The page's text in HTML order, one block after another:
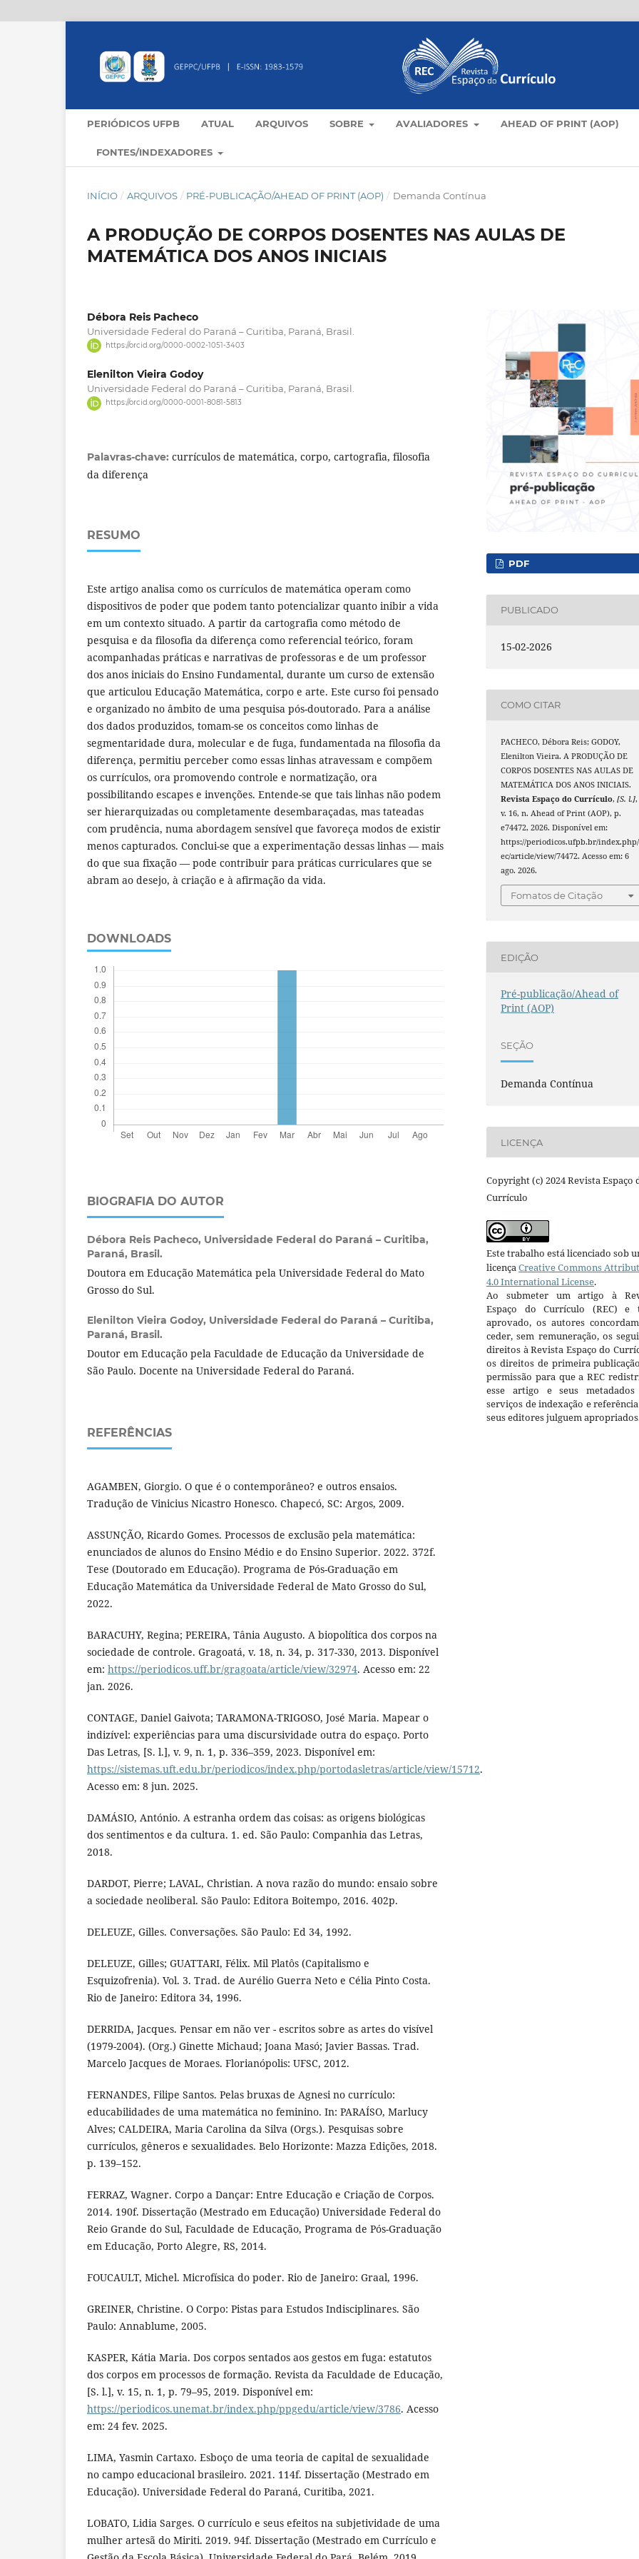
PERIÓDICOS UFPB ATUAL ARQUIVOS SOBRE AVALIADORES AHEAD OF PRINT (AOP)
FONTES/INDEXADORES
INÍCIO / ARQUIVOS / PRÉ-PUBLICAÇÃO/AHEAD OF PRINT (AOP) / Demanda Contínua
A PRODUÇÃO DE CORPOS DOSENTES NAS AULAS DE
MATEMÁTICA DOS ANOS INICIAIS
Débora Reis Pacheco
Universidade Federal do Paraná – Curitiba, Paraná, Brasil.
https://orcid.org/0000-0002-1051-3403
Elenilton Vieira Godoy
Universidade Federal do Paraná – Curitiba, Paraná, Brasil.
https://orcid.org/0000-0001-8081-5813
Palavras-chave: currículos de matemática, corpo, cartografia, filosofia
da diferença
RESUMO
Este artigo analisa como os currículos de matemática operam como
dispositivos de poder que podem tanto potencializar quanto inibir a vida
em um contexto situado. A partir da cartografia como método de
pesquisa e da filosofia da diferença como referencial teórico, foram
acompanhadas práticas e narrativas de professoras e de um professor
dos anos iniciais do Ensino Fundamental, durante um curso de extensão
que articulou Educação Matemática, corpo e arte. Este curso foi pensado
e organizado no âmbito de uma pesquisa pós-doutorado. Para a análise
dos dados produzidos, tomam-se os conceitos como linhas de
segmentaridade dura, molecular e de fuga, fundamentada na filosofia da
diferença, permitiu perceber como essas linhas atravessam e compõem
os currículos, ora promovendo controle e normatização, ora
possibilitando escapes e invenções. Entende-se que tais linhas não podem
ser hierarquizadas ou completamente desembaraçadas, mas tateadas
com prudência, numa abordagem sensível que favoreça modos de existir
menos capturados. Conclui-se que a experimentação dessas linhas — mais
do que sua fixação — pode contribuir para práticas curriculares que se
abram ao desejo, à criação e à afirmação da vida.
DOWNLOADS
BIOGRAFIA DO AUTOR
Débora Reis Pacheco, Universidade Federal do Paraná – Curitiba,
Paraná, Brasil.
Doutora em Educação Matemática pela Universidade Federal do Mato
Grosso do Sul.
Elenilton Vieira Godoy, Universidade Federal do Paraná – Curitiba,
Paraná, Brasil.
Doutor em Educação pela Faculdade de Educação da Universidade de
São Paulo. Docente na Universidade Federal do Paraná.
REFERÊNCIAS
AGAMBEN, Giorgio. O que é o contemporâneo? e outros ensaios.
Tradução de Vinicius Nicastro Honesco. Chapecó, SC: Argos, 2009.
ASSUNÇÃO, Ricardo Gomes. Processos de exclusão pela matemática:
enunciados de alunos do Ensino Médio e do Ensino Superior. 2022. 372f.
Tese (Doutorado em Educação). Programa de Pós-Graduação em
Educação Matemática da Universidade Federal de Mato Grosso do Sul,
2022.
BARACUHY, Regina; PEREIRA, Tânia Augusto. A biopolítica dos corpos na
sociedade de controle. Gragoatá, v. 18, n. 34, p. 317-330, 2013. Disponível
em: https://periodicos.uff.br/gragoata/article/view/32974. Acesso em: 22
jan. 2026.
CONTAGE, Daniel Gaivota; TARAMONA-TRIGOSO, José Maria. Mapear o
indizível: experiências para uma discursividade outra do espaço. Porto
Das Letras, [S. l.], v. 9, n. 1, p. 336–359, 2023. Disponível em:
https://sistemas.uft.edu.br/periodicos/index.php/portodasletras/article/view/15712.
Acesso em: 8 jun. 2025.
DAMÁSIO, António. A estranha ordem das coisas: as origens biológicas
dos sentimentos e da cultura. 1. ed. São Paulo: Companhia das Letras,
2018.
DARDOT, Pierre; LAVAL, Christian. A nova razão do mundo: ensaio sobre
a sociedade neoliberal. São Paulo: Editora Boitempo, 2016. 402p.
DELEUZE, Gilles. Conversações. São Paulo: Ed 34, 1992.
DELEUZE, Gilles; GUATTARI, Félix. Mil Platôs (Capitalismo e
Esquizofrenia). Vol. 3. Trad. de Aurélio Guerra Neto e Célia Pinto Costa.
Rio de Janeiro: Editora 34, 1996.
DERRIDA, Jacques. Pensar em não ver - escritos sobre as artes do visível
(1979-2004). (Org.) Ginette Michaud; Joana Masó; Javier Bassas. Trad.
Marcelo Jacques de Moraes. Florianópolis: UFSC, 2012.
FERNANDES, Filipe Santos. Pelas bruxas de Agnesi no currículo:
educabilidades de uma matemática no feminino. In: PARAÍSO, Marlucy
Alves; CALDEIRA, Maria Carolina da Silva (Orgs.). Pesquisas sobre
currículos, gêneros e sexualidades. Belo Horizonte: Mazza Edições, 2018.
p. 139–152.
FERRAZ, Wagner. Corpo a Dançar: Entre Educação e Criação de Corpos.
2014. 190f. Dissertação (Mestrado em Educação) Universidade Federal do
Reio Grande do Sul, Faculdade de Educação, Programa de Pós-Graduação
em Educação, Porto Alegre, RS, 2014.
FOUCAULT, Michel. Microfísica do poder. Rio de Janeiro: Graal, 1996.
GREINER, Christine. O Corpo: Pistas para Estudos Indisciplinares. São
Paulo: Annablume, 2005.
KASPER, Kátia Maria. Dos corpos sentados aos gestos em fuga: estatutos
dos corpos em processos de formação. Revista da Faculdade de Educação,
[S. l.], v. 15, n. 1, p. 79–95, 2019. Disponível em:
https://periodicos.unemat.br/index.php/ppgedu/article/view/3786. Acesso
em: 24 fev. 2025.
LIMA, Yasmin Cartaxo. Esboço de uma teoria de capital de sexualidade
no campo educacional brasileiro. 2021. 114f. Dissertação (Mestrado em
Educação). Universidade Federal do Paraná, Curitiba, 2021.
LOBATO, Lidia Sarges. O currículo e seus efeitos na subjetividade de uma
mulher artesã do Miriti. 2019. 94f. Dissertação (Mestrado em Currículo e
PDF
PUBLICADO
15-02-2026
COMO CITAR
PACHECO, Débora Reis; GODOY,
Elenilton Vieira. A PRODUÇÃO DE
CORPOS DOSENTES NAS AULAS DE
MATEMÁTICA DOS ANOS INICIAIS.
Revista Espaço do Currículo,[S. l.],
v. 16, n. Ahead of Print (AOP), p.
e74472, 2026. Disponível em:
https://periodicos.ufpb.br/
ec/article/view/74472. Acesso em: 6
ago. 2026.
Fomatos de Citação
EDIÇÃO
Pré-publicação/Ahead of
Print (AOP)
SEÇÃO
Demanda Contínua
LICENÇA
Copyright (c) 2024 Revista Espaço
Currículo
Este trabalho está licenciado sob
licençaCreative Commons
4.0 International License.
Ao submeter um artigo à
Espaço do Currículo (REC) e
aprovado, os autores
ceder, sem remuneração, os
direitos à Revista Espaço do
os direitos de primeira
permissão para que a REC
esse artigo e seus metadados
serviços de indexação e
seus editores julguem